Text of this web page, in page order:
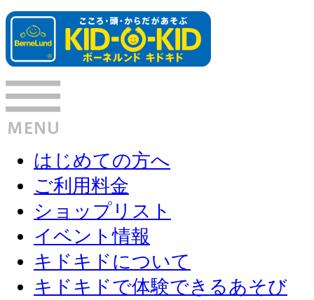
はじめての方へ
ご利用料金
ショップリスト
イベント情報
キドキドについて
キドキドで体験できるあそび